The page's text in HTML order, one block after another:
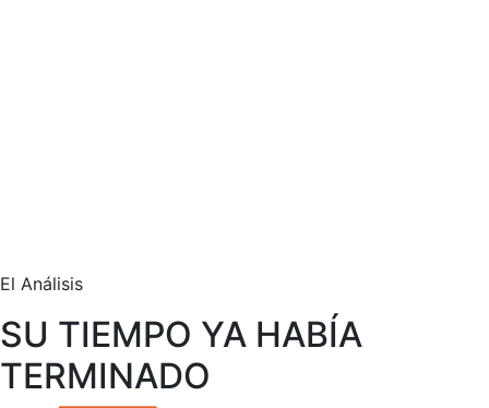
El Análisis
SU TIEMPO YA HABÍA
TERMINADO